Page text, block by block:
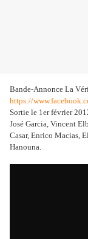
Bande-Annonce La
https://
Sortie le 1er février
José Garcia, Vincent
Casar, Enrico Macias,
Hanouna.